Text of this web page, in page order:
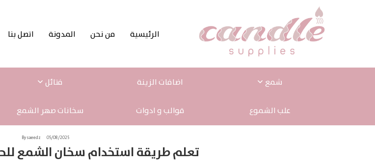
الرئيسية من نحن المدونة اتصل بنا
شمع اضافات الزينة فتائل
علب الشموع قوالب و ادوات سخانات صهر الشمع
05/08/2025
By saeedz
تعلم طريقة استخدام سخان الشمع